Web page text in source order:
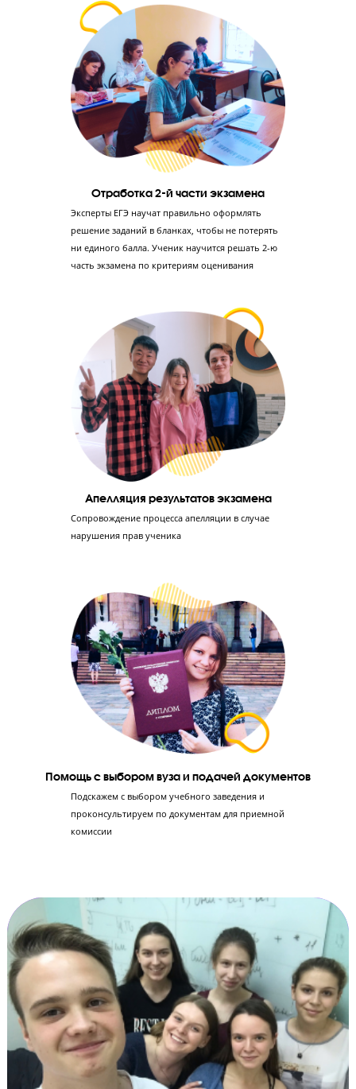
Создание фундамента по обществознанию
Понимание предмета и его особенностей, а не
заучивание –преимущество, которое поможет
ребенку решать любые задачи во 2-й части
экзамена
Отработка 1-й части экзамена до идеала
Ученик заработает в среднем 50 баллов, если
выполнит 1-ю часть ЕГЭ без ошибок. Мы учим
решать эту часть быстро и без ошибок
Отработка 2-й части экзамена
Эксперты ЕГЭ научат правильно оформлять
часть экзамена по критериям оценивания
Апелляция результатов экзамена